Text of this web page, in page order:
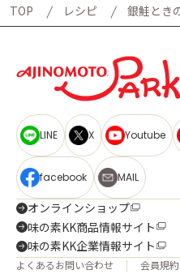
TOP レシピ 銀鮭とき
LINE X Youtube
facebook MAIL
オンラインショップ
味の素KK商品情報サイト
味の素KK企業情報サイト
よくあるお問い合わせ
会員規約